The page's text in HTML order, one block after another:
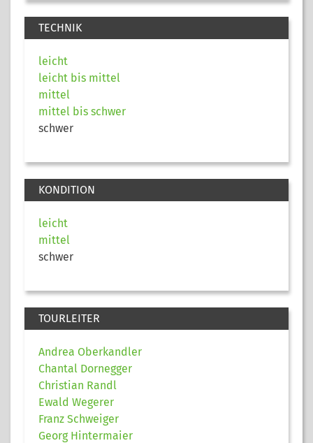
TECHNIK
leicht
leicht bis mittel
mittel
mittel bis schwer
schwer
KONDITION
leicht
mittel
schwer
TOURLEITER
Andrea Oberkandler
Chantal Dornegger
Christian Randl
Ewald Wegerer
Franz Schweiger
Georg Hintermaier